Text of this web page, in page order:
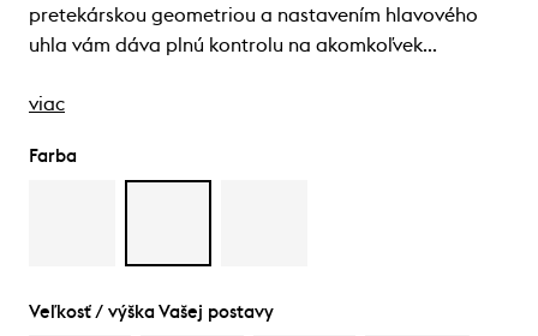
pretekárskou geometriou a nastavením hlavového
uhla vám dáva plnú kontrolu na akomkoľvek…
viac
Farba
Veľkosť / výška Vašej postavy